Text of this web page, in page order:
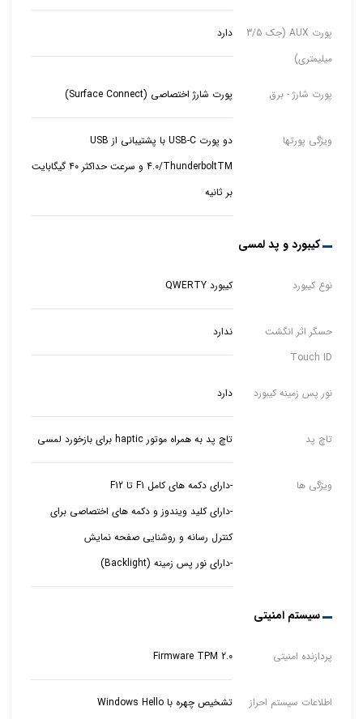
پورت AUX (جک 3/5
میلیمتری)
دارد
پورت شارژ - برق پورت شارژ اختصاصی (Surface Connect)
ویژگی پورتها
دو پورت USB-C با پشتیبانی از USB
4.0/ThunderboltTM و سرعت حداکثر ۴۰ گیگابایت
بر ثانیه
کیبورد و پد لمسی
نوع کیبورد کیبورد QWERTY
حسگر اثر انگشت
Touch ID
ندارد
نور پس زمینه کیبورد دارد
تاچ پد تاچ پد به همراه موتور haptic برای بازخورد لمسی
ویژگی ها
-دارای دکمه های کامل F1 تا F12
-دارای کلید ویندوز و دکمه های اختصاصی برای
کنترل رسانه و روشنایی صفحه نمایش
-دارای نور پس زمینه (Backlight)
سیستم امنیتی
پردازنده امنیتی Firmware TPM 2.0
اطلاعات سیستم احراز تشخیص چهره با Windows Hello